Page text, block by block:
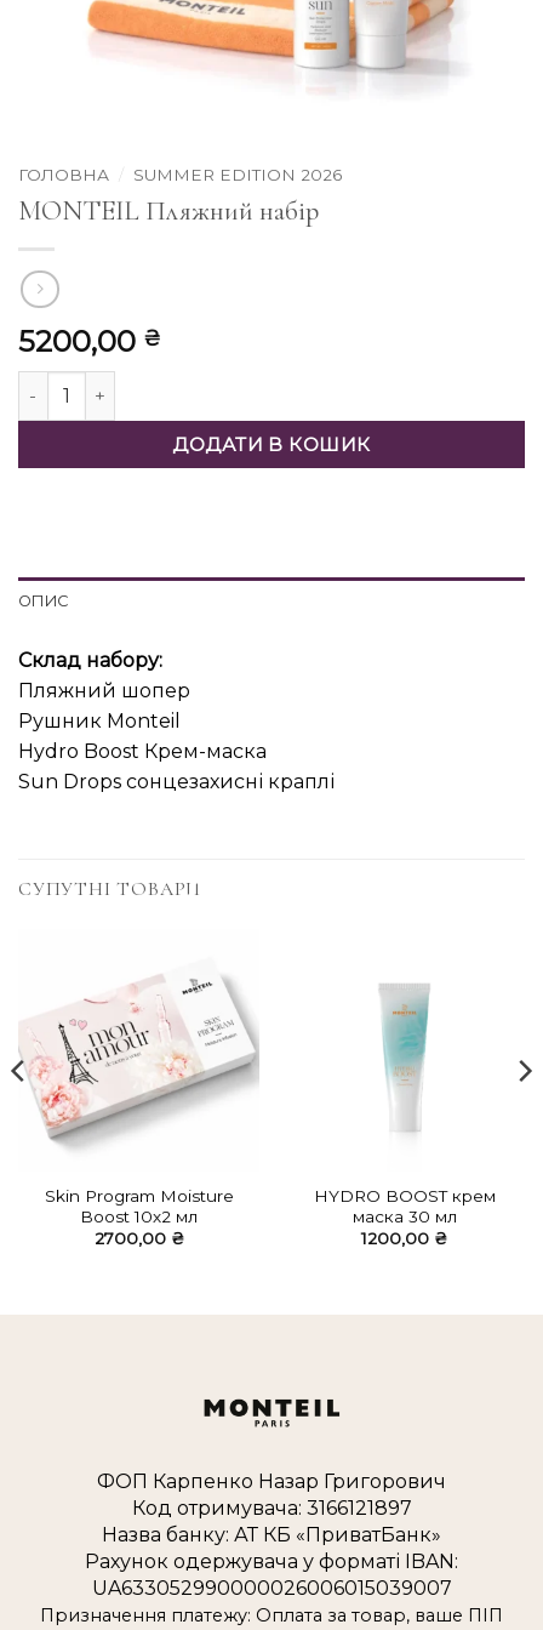
ГОЛОВНА SUMMER EDITION 2026
MONTEIL Пляжний набір
5200,00 ₴
MONTEIL Пляжний набір кількість
ДОДАТИ В КОШИК
ОПИС
Склад набору:
Пляжний шопер
Рушник Monteil
Hydro Boost Крем-маска
Sun Drops сонцезахисні краплі
СУПУТНІ ТОВАРИ
Skin Program Moisture
Boost 10х2 мл
2700,00 ₴
HYDRO BOOST крем
маска 30 мл
1200,00 ₴
ФОП Карпенко Назар Григорович
Код отримувача: 3166121897
Назва банку: АТ КБ «ПриватБанк»
Рахунок одержувача у форматі IBAN:
UA633052990000026006015039007
Призначення платежу: Оплата за товар, ваше ПІП